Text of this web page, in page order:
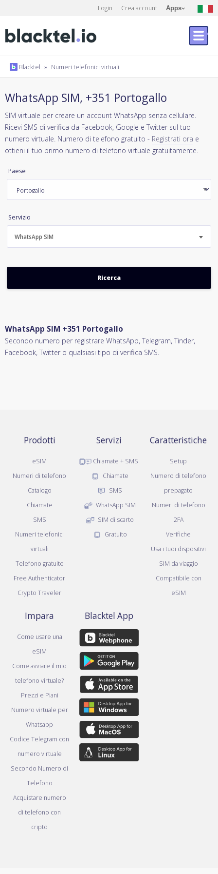
Login Crea account Apps
Blacktel » Numeri telefonici virtuali
WhatsApp SIM, +351 Portogallo
SIM virtuale per creare un account WhatsApp senza cellulare.
Ricevi SMS di verifica da Facebook, Google e Twitter sul tuo
numero virtuale. Numero di telefono gratuito - Registrati ora e
ottieni il tuo primo numero di telefono virtuale gratuitamente.
Paese
Servizio
WhatsApp SIM
WhatsApp SIM +351 Portogallo
Secondo numero per registrare WhatsApp, Telegram, Tinder,
Facebook, Twitter o qualsiasi tipo di verifica SMS.
Prodotti
eSIM
Numeri di telefono
Catalogo
Chiamate
SMS
Numeri telefonici
virtuali
Telefono gratuito
Free Authenticator
Crypto Traveler
Servizi
Chiamate + SMS
Chiamate
SMS
WhatsApp SIM
SIM di scarto
Gratuito
Caratteristiche
Setup
Numero di telefono
prepagato
Numeri di telefono
2FA
Verifiche
Usa i tuoi dispositivi
SIM da viaggio
Compatibile con
eSIM
Impara
Come usare una
eSIM
Come avviare il mio
telefono virtuale?
Prezzi e Piani
Numero virtuale per
Whatsapp
Codice Telegram con
numero virtuale
Secondo Numero di
Telefono
Acquistare numero
di telefono con
cripto
Blacktel App